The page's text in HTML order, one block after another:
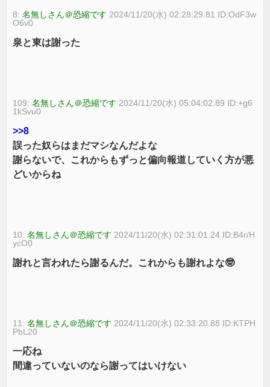
8:名無しさん＠恐縮です 2024/11/20(水) 02:28:29.81 ID:OdF3w
O6v0
泉と東は謝った
109:名無しさん＠恐縮です 2024/11/20(水) 05:04:02.89 ID:+g6
1kSvu0
>>8
誤った奴らはまだマシなんだよな
謝らないで、これからもずっと偏向報道していく方が悪
どいからね
10:名無しさん＠恐縮です 2024/11/20(水) 02:31:01.24 ID:B4r/H
ycO0
謝れと言われたら謝るんだ。これからも謝れよな🤓
11:名無しさん＠恐縮です 2024/11/20(水) 02:33:20.88 ID:KTPH
PbL20
一応ね
間違っていないのなら謝ってはいけない